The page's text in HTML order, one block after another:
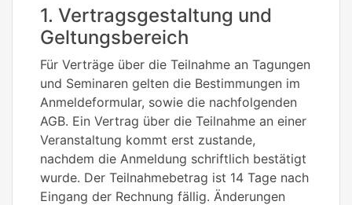
1. Vertragsgestaltung und
Geltungsbereich
Für Verträge über die Teilnahme an Tagungen
und Seminaren gelten die Bestimmungen im
Anmeldeformular, sowie die nachfolgenden
AGB. Ein Vertrag über die Teilnahme an einer
Veranstaltung kommt erst zustande,
nachdem die Anmeldung schriftlich bestätigt
wurde. Der Teilnahmebetrag ist 14 Tage nach
Eingang der Rechnung fällig. Änderungen